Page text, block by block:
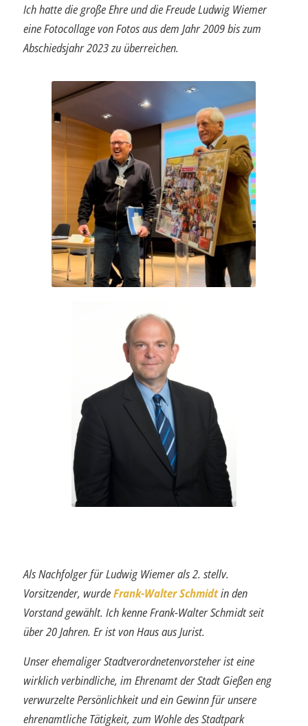
Ich hatte die große Ehre und die Freude Ludwig Wiemer
eine Fotocollage von Fotos aus dem Jahr 2009 bis zum
Abschiedsjahr 2023 zu überreichen.
Als Nachfolger für Ludwig Wiemer als 2. stellv.
Vorsitzender, wurdeFrank-Walter Schmidtin den
Vorstand gewählt. Ich kenne Frank-Walter Schmidt seit
über 20 Jahren. Er ist von Haus aus Jurist.
Unser ehemaliger Stadtverordnetenvorsteher ist eine
wirklich verbindliche, im Ehrenamt der Stadt Gießen eng
verwurzelte Persönlichkeit und ein Gewinn für unsere
ehrenamtliche Tätigkeit, zum Wohle des Stadtpark